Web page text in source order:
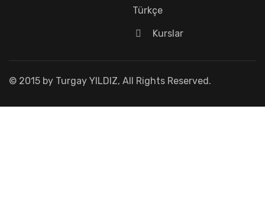
Türkçe
Kurslar
© 2015 by Turgay YILDIZ, All Rights Reserved.